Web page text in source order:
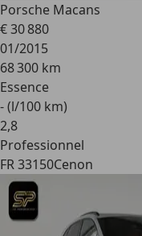
Porsche Macans
€ 30 880
01/2015
68 300 km
Essence
- (l/100 km)
2,8
Professionnel
FR 33150Cenon